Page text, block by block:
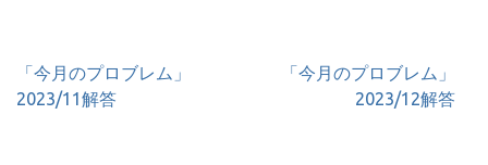
投
稿
「今月のプロブレム」
2023/11解答
「今月のプロブレム」
2023/12解答